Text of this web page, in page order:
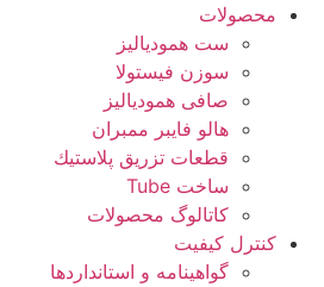
محصولات
ست همودیالیز
سوزن فیستولا
صافی همودیالیز
هالو فایبر ممبران
قطعات تزريق پلاستيك
ساخت Tube
کاتالوگ محصولات
کنترل کیفیت
گواهينامه و استانداردها